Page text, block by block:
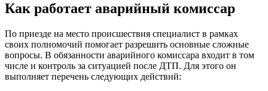
Как работает аварийный комиссар
По приезде на место происшествия специалист в рамках
своих полномочий помогает разрешить основные сложные
вопросы. В обязанности аварийного комиссара входит в том
числе и контроль за ситуацией после ДТП. Для этого он
выполняет перечень следующих действий: